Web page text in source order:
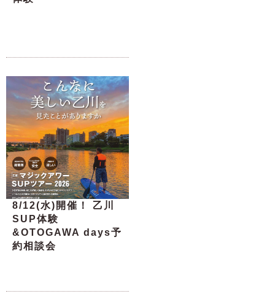
8/12(水)開催！ 乙川
SUP体験
&OTOGAWA days予
約相談会